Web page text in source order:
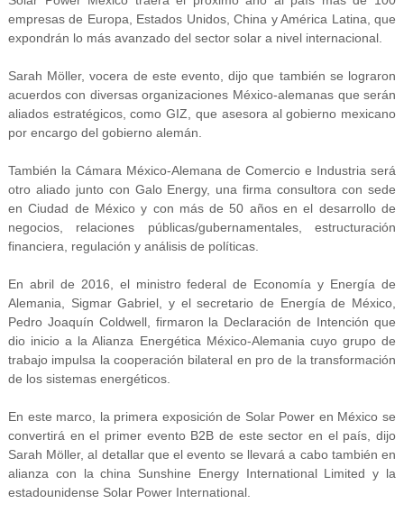
empresas de Europa, Estados Unidos, China y América Latina, que
expondrán lo más avanzado del sector solar a nivel internacional.
Sarah Möller, vocera de este evento, dijo que también se lograron
acuerdos con diversas organizaciones México-alemanas que serán
aliados estratégicos, como GIZ, que asesora al gobierno mexicano
por encargo del gobierno alemán.
También la Cámara México-Alemana de Comercio e Industria será
otro aliado junto con Galo Energy, una firma consultora con sede
en Ciudad de México y con más de 50 años en el desarrollo de
negocios, relaciones públicas/gubernamentales, estructuración
financiera, regulación y análisis de políticas.
En abril de 2016, el ministro federal de Economía y Energía de
Alemania, Sigmar Gabriel, y el secretario de Energía de México,
Pedro Joaquín Coldwell, firmaron la Declaración de Intención que
dio inicio a la Alianza Energética México-Alemania cuyo grupo de
trabajo impulsa la cooperación bilateral en pro de la transformación
de los sistemas energéticos.
En este marco, la primera exposición de Solar Power en México se
convertirá en el primer evento B2B de este sector en el país, dijo
Sarah Möller, al detallar que el evento se llevará a cabo también en
alianza con la china Sunshine Energy International Limited y la
estadounidense Solar Power International.